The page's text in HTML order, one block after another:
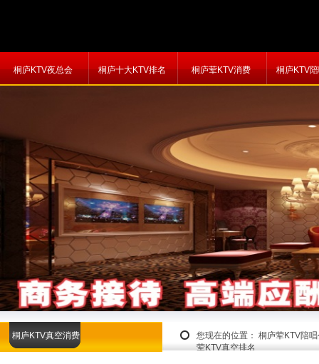
桐庐KTV夜总会 桐庐十大KTV排名 桐庐荤KTV消费 桐庐KTV
您现在的位置： 桐庐荤KTV陪
荤KTV真空排名
桐庐KTV真空消费